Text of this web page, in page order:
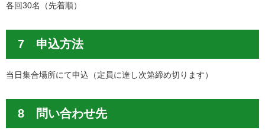
各回30名（先着順）
7 申込方法
当日集合場所にて申込（定員に達し次第締め切ります）
8 問い合わせ先